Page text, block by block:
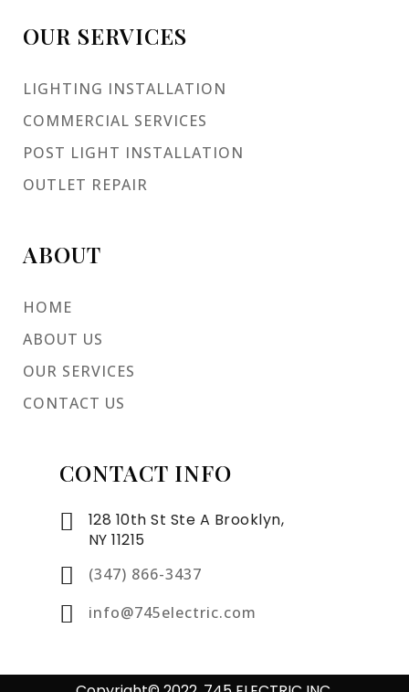
OUR SERVICES
LIGHTING INSTALLATION
COMMERCIAL SERVICES
POST LIGHT INSTALLATION
OUTLET REPAIR
ABOUT
HOME
ABOUT US
OUR SERVICES
CONTACT US
CONTACT INFO
128 10th St Ste A Brooklyn,
NY 11215
(347) 866-3437
info@745electric.com